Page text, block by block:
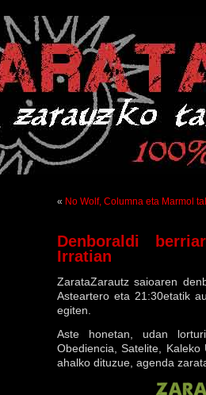
« No Wolf, Columna eta Marmol
Denboraldi
Irratian
ZarataZarautz saioaren
Asteartero eta 21:30etatik
egiten.
Aste honetan, udan
Obediencia, Satelite,
ahalko dituzue, agenda